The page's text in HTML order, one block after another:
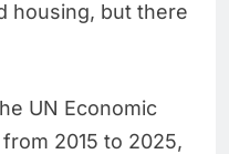
housing, but there
UN Economic
2015 to 2025,